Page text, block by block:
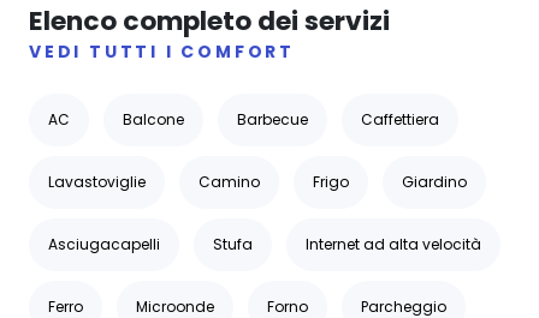
Elenco completo dei servizi
VEDI TUTTI I COMFORT
AC Balcone Barbecue Caffettiera
Lavastoviglie Camino Frigo Giardino
Asciugacapelli Stufa Internet ad alta velocità
Ferro Microonde Forno Parcheggio